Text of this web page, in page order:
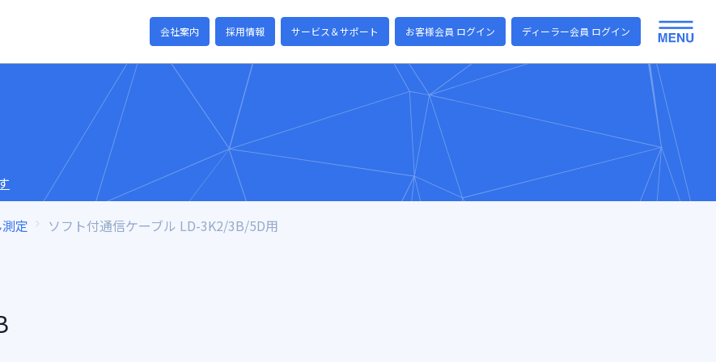
会社案内 採用情報 サービス＆サポート お客様会員 ログイン ディーラー会員 ログイン
定 ソフト付通信ケーブル LD-3K2/3B/5D用